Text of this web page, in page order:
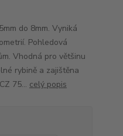
do 8mm. Vyniká
Pohledová
Vhodná pro většinu
rybině a zajištěna
75... celý popis